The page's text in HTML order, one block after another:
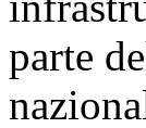
parte